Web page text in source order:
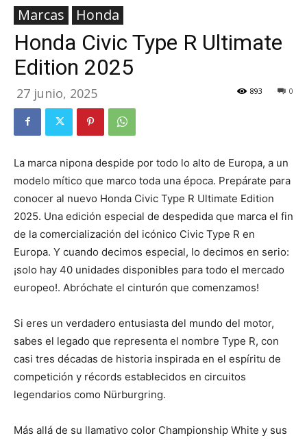
Marcas Honda
Honda Civic Type R Ultimate
Edition 2025
27 junio, 2025 0
893
La marca nipona despide por todo lo alto de Europa, a un
modelo mítico que marco toda una época. Prepárate para
conocer al nuevo Honda Civic Type R Ultimate Edition
2025. Una edición especial de despedida que marca el fin
de la comercialización del icónico Civic Type R en
Europa. Y cuando decimos especial, lo decimos en serio:
¡solo hay 40 unidades disponibles para todo el mercado
europeo!. Abróchate el cinturón que comenzamos!
Si eres un verdadero entusiasta del mundo del motor,
sabes el legado que representa el nombre Type R, con
casi tres décadas de historia inspirada en el espíritu de
competición y récords establecidos en circuitos
legendarios como Nürburgring.
Más allá de su llamativo color Championship White y sus